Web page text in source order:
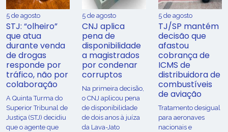
5 de agosto
STJ: “olheiro”
que atua
durante venda
de drogas
responde por
tráfico, não por
colaboração
A Quinta Turma do
Superior Tribunal de
Justiça (STJ) decidiu
que o agente que
5 de agosto
CNJ aplica
pena de
disponibilidade
a magistrados
por condenar
corruptos
Na primeira decisão,
o CNJ aplicou pena
de disponibilidade
de dois anos à juíza
da Lava-Jato
5 de agosto
TJ/SP mantém
decisão que
afastou
cobrança de
ICMS de
distribuidora de
combustíveis
de aviação
Tratamento desigual
para aeronaves
nacionais e